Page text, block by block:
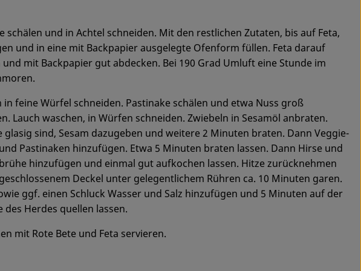
schälen und in Achtel schneiden. Mit den restlichen Zutaten, bis auf Feta,
und in eine mit Backpapier ausgelegte Ofenform füllen. Feta darauf
mit Backpapier gut abdecken. Bei 190 Grad Umluft eine Stunde im
in feine Würfel schneiden. Pastinake schälen und etwa Nuss groß
Lauch waschen, in Würfen schneiden. Zwiebeln in Sesamöl anbraten.
glasig sind, Sesam dazugeben und weitere 2 Minuten braten. Dann Veggie-
Pastinaken hinzufügen. Etwa 5 Minuten braten lassen. Dann Hirse und
hinzufügen und einmal gut aufkochen lassen. Hitze zurücknehmen
Deckel unter gelegentlichem Rühren ca. 10 Minuten garen.
ggf. einen Schluck Wasser und Salz hinzufügen und 5 Minuten auf der
des Herdes quellen lassen.
mit Rote Bete und Feta servieren.